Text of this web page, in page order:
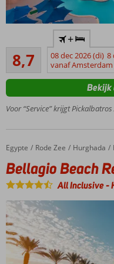
Uitstekende
prijs-/kwaliteitverhouding
Fantastisch
aquapark
Alf Leila Wa
Leila Theater
met
shows
Oriëntaalse
Ook
familiekamers
8,7
Aanrader
88
beoordelingen
+
08 dec 2026 (di) 8
vanaf Amsterdam
Voor “Service” krijgt
Bekijk
Home
Egypte Rode Zee Hurghada
Bellagio Beach Resort & Spa
Bellagio Beach
All Inclusive-